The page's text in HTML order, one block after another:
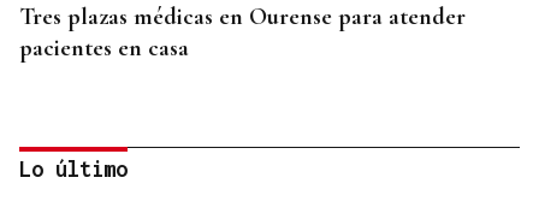
Tres plazas médicas en Ourense para atender
pacientes en casa
Lo último